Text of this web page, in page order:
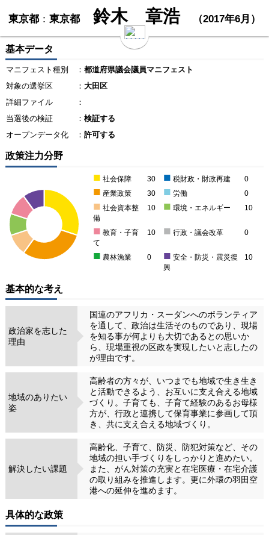
東京都： 東京都 鈴木 章浩 （2017年6月）
基本データ
マニフェスト種別 ： 都道府県議会議員マニフェスト
対象の選挙区
： 大田区
詳細ファイル
：
当選後の検証
： 検証する
オープンデータ化
： 許可する
政策注力分野
■ 社会保障 30 ■ 税財政・財政再建 0
■ 産業政策 30 ■ 労働 0
■ 社会資本整
備
10 ■ 環境・エネルギー 10
■ 教育・子育
て
10 ■ 行政・議会改革 0
■ 農林漁業 0 ■ 安全・防災・震災復
興
10
基本的な考え
政治家を志した
理由
国連のアフリカ・スーダンへのボランティア
を通して、政治は生活そのものであり、現場
を知る事が何よりも大切であるとの思いか
ら、現場重視の区政を実現したいと志したの
が理由です。
地域のありたい
姿
高齢者の方々が、いつまでも地域で生き生き
と活動できるよう、お互いに支え合える地域
づくり。子育ても、子育て経験のあるお母様
方が、行政と連携して保育事業に参画して頂
き、共に支え合える地域づくり。
解決したい課題
高齢化、子育て、防災、防犯対策など、その
地域の担い手づくりをしっかりと進めたい。
また、がん対策の充実と在宅医療・在宅介護
の取り組みを推進します。更に外環の羽田空
港への延伸を進めます。
具体的な政策